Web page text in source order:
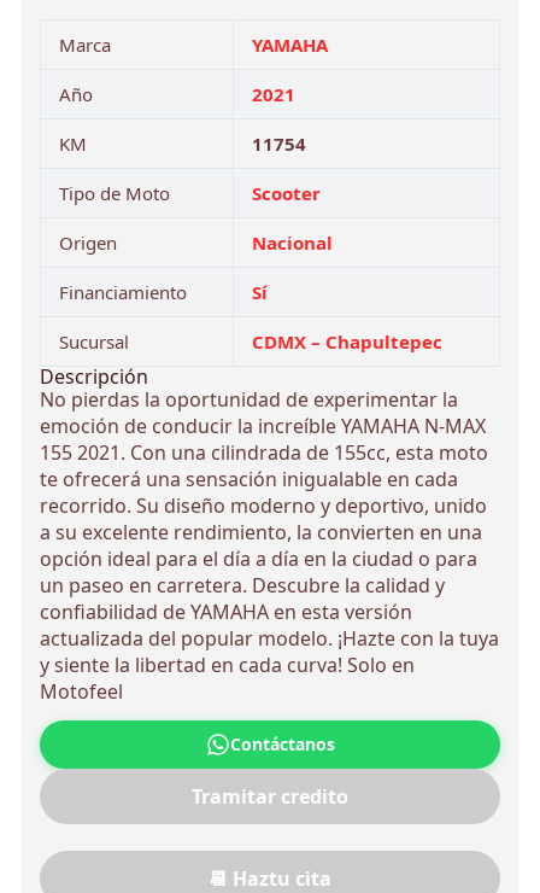
Marca YAMAHA
Año 2021
KM 11754
Tipo de Moto Scooter
Origen Nacional
Financiamiento Sí
Sucursal CDMX – Chapultepec
Descripción
No pierdas la oportunidad de experimentar la
emoción de conducir la increíble YAMAHA N-MAX
155 2021. Con una cilindrada de 155cc, esta moto
te ofrecerá una sensación inigualable en cada
recorrido. Su diseño moderno y deportivo, unido
a su excelente rendimiento, la convierten en una
opción ideal para el día a día en la ciudad o para
un paseo en carretera. Descubre la calidad y
confiabilidad de YAMAHA en esta versión
actualizada del popular modelo. ¡Hazte con la tuya
y siente la libertad en cada curva! Solo en
Motofeel
Contáctanos
Tramitar credito
📆 Haztu cita